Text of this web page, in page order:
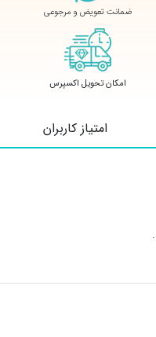
ضمانت تعویض و مرجوعی
امکان تحویل اکسپرس
امتیاز کاربران
.